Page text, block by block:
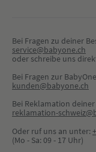
Bei Fragen zu deiner
service@babyone.ch
oder schreibe uns
Bei Fragen zur
kunden@babyone.ch
Bei Reklamation
reklamation-
Oder ruf uns an unter:
(Mo - Sa: 09 - 17 Uhr)